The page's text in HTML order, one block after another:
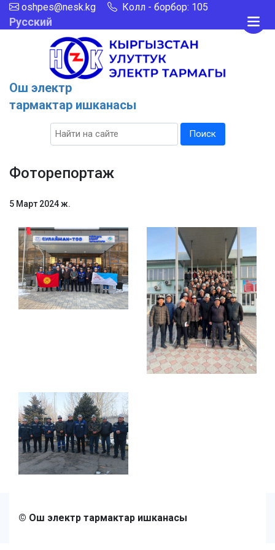
oshpes@nesk.kg Колл - борбор: 105
Русский
Ош электр
тармактар ишканасы
Поиск
Фоторепортаж
5 Март 2024 ж.
© Ош электр тармактар ишканасы